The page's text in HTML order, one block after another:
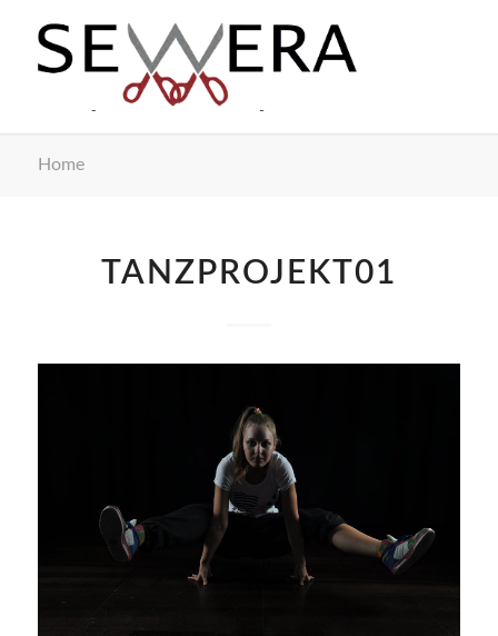
Home
TANZPROJEKT01